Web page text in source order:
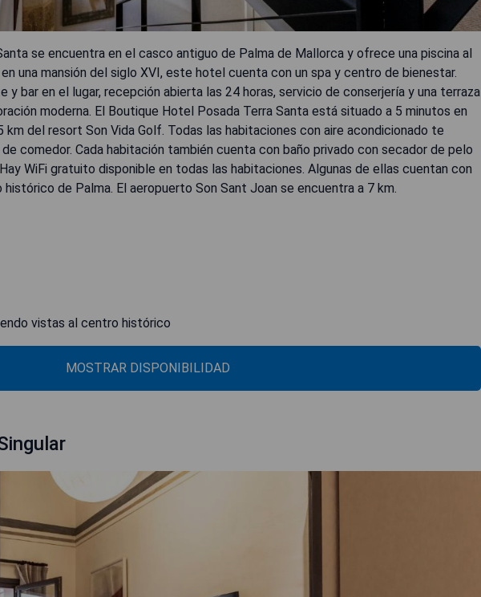
se encuentra en el casco antiguo de Palma de Mallorca y ofrece una piscina al
una mansión del siglo XVI, este hotel cuenta con un spa y centro de bienestar.
y bar en el lugar, recepción abierta las 24 horas, servicio de conserjería y una terraza
moderna. El Boutique Hotel Posada Terra Santa está situado a 5 minutos en
km del resort Son Vida Golf. Todas las habitaciones con aire acondicionado te
comedor. Cada habitación también cuenta con baño privado con secador de pelo
WiFi gratuito disponible en todas las habitaciones. Algunas de ellas cuentan con
de Palma. El aeropuerto Son Sant Joan se encuentra a 7 km.
vistas al centro histórico
MOSTRAR DISPONIBILIDAD